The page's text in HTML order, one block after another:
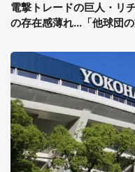
電撃トレードの巨人・リ
の存在感薄れ...「他球団